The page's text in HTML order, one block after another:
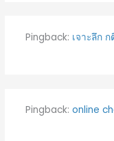
Pingback: เจาะลึก
Pingback: online